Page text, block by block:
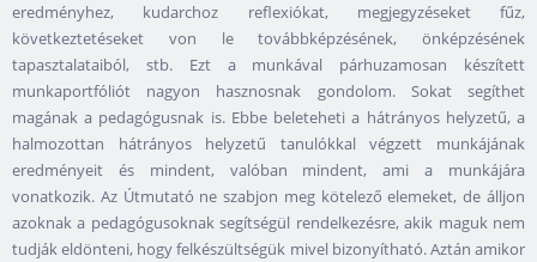
eredményhez, kudarchoz reflexiókat, megjegyzéseket fűz,
következtetéseket von le továbbképzésének, önképzésének
tapasztalataiból, stb. Ezt a munkával párhuzamosan készített
munkaportfóliót nagyon hasznosnak gondolom. Sokat segíthet
magának a pedagógusnak is. Ebbe beleteheti a hátrányos helyzetű, a
halmozottan hátrányos helyzetű tanulókkal végzett munkájának
eredményeit és mindent, valóban mindent, ami a munkájára
vonatkozik. Az Útmutató ne szabjon meg kötelező elemeket, de álljon
azoknak a pedagógusoknak segítségül rendelkezésre, akik maguk nem
tudják eldönteni, hogy felkészültségük mivel bizonyítható. Aztán amikor